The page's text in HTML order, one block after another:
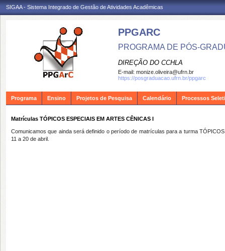
SIGAA - Sistema Integrado de Gestão de Atividades Acadêmicas
PPGARC
PROGRAMA DE PÓS-
DIREÇÃO DO CCHLA
E-mail: monize.oliveira@ufrn.br
https://posgraduacao.ufrn.br/ppgarc
Programa Ensino Projetos de Pesquisa Calendário Processos
Matrículas TÓPICOS ESPECIAIS EM ARTES CÊNICAS I
Comunicamos que ainda será definido o período de matrículas para a turma
11 a 20 de abril.